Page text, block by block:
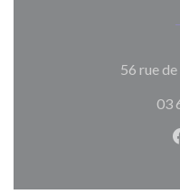
56 rue
03